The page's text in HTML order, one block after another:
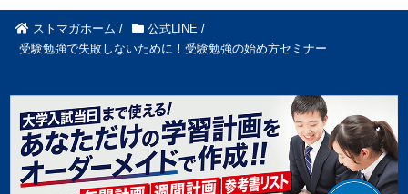
ストマガホーム / 公式LINE /
受験勉強で失敗しないために！受験勉強の始め方セミナー